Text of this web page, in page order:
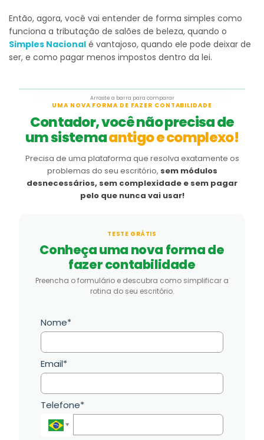
Então, agora, você vai entender de forma simples como
funciona a tributação de salões de beleza, quando o
Simples Nacional é vantajoso, quando ele pode deixar de
ser, e como pagar menos impostos dentro da lei.
Depois
Arraste a barra para comparar
UMA NOVA FORMA DE FAZER CONTABILIDADE
Contador, você não precisa de
um sistemaantigo e complexo!
Precisa de uma plataforma que resolva exatamente os
problemas do seu escritório, sem módulos
desnecessários, sem complexidade e sem pagar
pelo que nunca vai usar!
TESTE GRÁTIS
Conheça uma nova forma de
fazer contabilidade
Preencha o formulário e descubra como simplificar a
rotina do seu escritório.
Nome*
Email*
Telefone*